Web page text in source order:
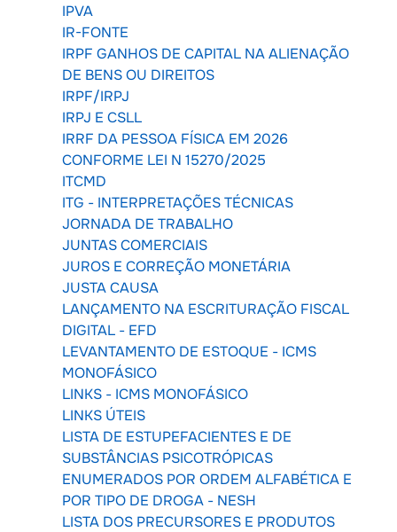
IPVA
IR-FONTE
IRPF GANHOS DE CAPITAL NA ALIENAÇÃO
DE BENS OU DIREITOS
IRPF/IRPJ
IRPJ E CSLL
IRRF DA PESSOA FÍSICA EM 2026
CONFORME LEI N 15270/2025
ITCMD
ITG - INTERPRETAÇÕES TÉCNICAS
JORNADA DE TRABALHO
JUNTAS COMERCIAIS
JUROS E CORREÇÃO MONETÁRIA
JUSTA CAUSA
LANÇAMENTO NA ESCRITURAÇÃO FISCAL
DIGITAL - EFD
LEVANTAMENTO DE ESTOQUE - ICMS
MONOFÁSICO
LINKS - ICMS MONOFÁSICO
LINKS ÚTEIS
LISTA DE ESTUPEFACIENTES E DE
SUBSTÂNCIAS PSICOTRÓPICAS
ENUMERADOS POR ORDEM ALFABÉTICA E
POR TIPO DE DROGA - NESH
LISTA DOS PRECURSORES E PRODUTOS